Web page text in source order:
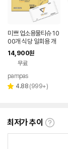
미쁘 업소용물티슈 10
00개 식당 일회용 개
별포장
14,900원
무료
페이
pampas
별 4.88 리
(999+)
최저가 추이
최